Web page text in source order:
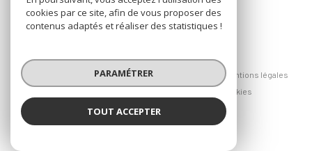
Nos honoraires Nos partenaires
Mentions légales
Cookies
Réalisé par :
cookies par ce site, afin de vous proposer des
contenus adaptés et réaliser des statistiques !
PARAMÉTRER
TOUT ACCEPTER